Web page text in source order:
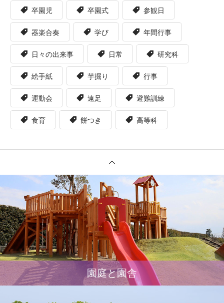
卒園児 卒園式 参観日
器楽合奏 学び 年間行事
日々の出来事 日常 研究科
絵手紙 芋掘り 行事
運動会 遠足 避難訓練
食育 餅つき 高等科
園庭と園舎